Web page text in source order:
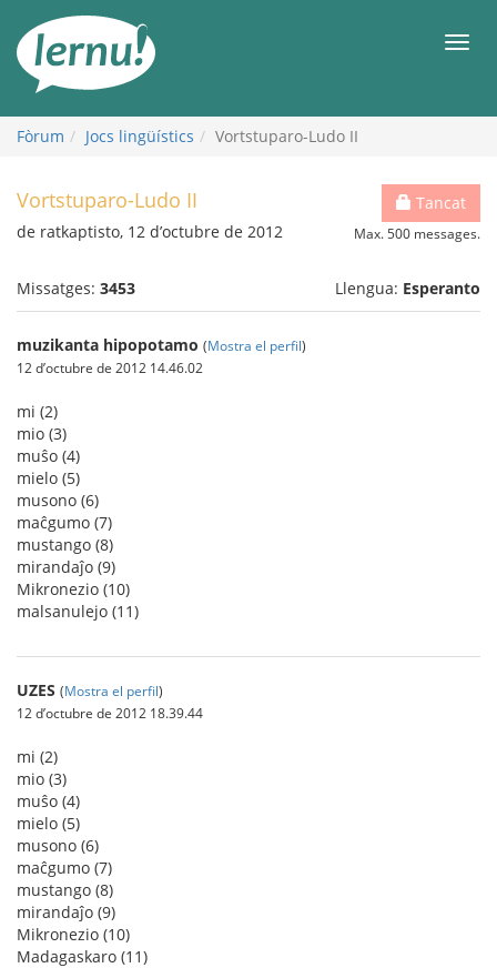
contingut
Fòrum Jocs lingüístics Vortstuparo-Ludo II
Tancat
Max. 500 messages.
Vortstuparo-Ludo II
de ratkaptisto, 12 d’octubre de 2012
Missatges: 3453 Llengua: Esperanto
muzikanta hipopotamo (Mostra el perfil)
12 d’octubre de 2012 14.46.02
mi (2)
mio (3)
muŝo (4)
mielo (5)
musono (6)
maĉgumo (7)
mustango (8)
mirandaĵo (9)
Mikronezio (10)
malsanulejo (11)
UZES (Mostra el perfil)
12 d’octubre de 2012 18.39.44
mi (2)
mio (3)
muŝo (4)
mielo (5)
musono (6)
maĉgumo (7)
mustango (8)
mirandaĵo (9)
Mikronezio (10)
Madagaskaro (11)